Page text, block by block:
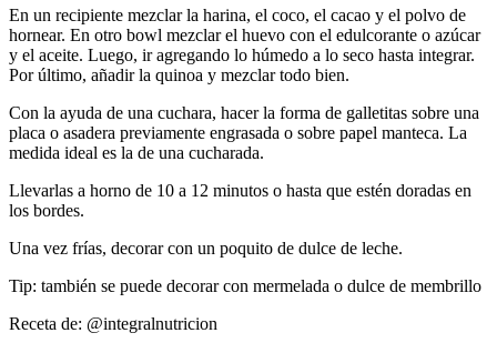
En un recipiente mezclar la harina, el coco, el cacao y el polvo de
hornear. En otro bowl mezclar el huevo con el edulcorante o azúcar
y el aceite. Luego, ir agregando lo húmedo a lo seco hasta integrar.
Por último, añadir la quinoa y mezclar todo bien.
Con la ayuda de una cuchara, hacer la forma de galletitas sobre una
placa o asadera previamente engrasada o sobre papel manteca. La
medida ideal es la de una cucharada.
Llevarlas a horno de 10 a 12 minutos o hasta que estén doradas en
los bordes.
Una vez frías, decorar con un poquito de dulce de leche.
Tip: también se puede decorar con mermelada o dulce de membrillo
Receta de: @integralnutricion